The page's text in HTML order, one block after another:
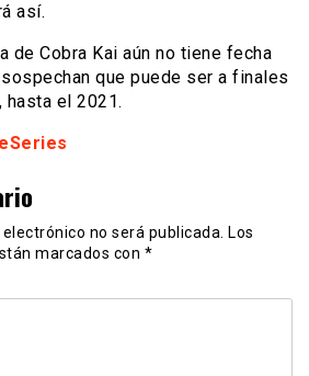
así.
de Cobra Kai aún no tiene fecha
que puede ser a finales
el 2021.
no será publicada. Los
marcados con *